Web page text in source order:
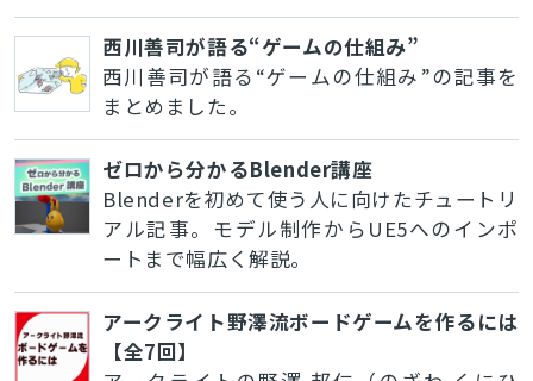
西川善司が語る“ゲームの仕組み”
西川善司が語る“ゲームの仕組み”の記事を
まとめました。
ゼロから分かるBlender講座
Blenderを初めて使う人に向けたチュートリ
アル記事。モデル制作からUE5へのインポ
ートまで幅広く解説。
アークライト野澤流ボードゲームを作るには
【全7回】